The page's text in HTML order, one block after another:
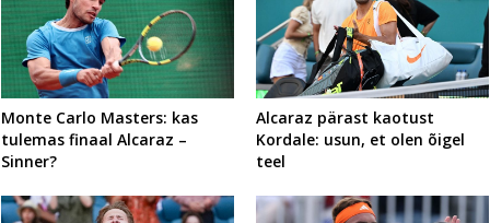
Monte Carlo Masters: kas
tulemas finaal Alcaraz –
Sinner?
Alcaraz pärast kaotust
Kordale: usun, et olen õigel
teel